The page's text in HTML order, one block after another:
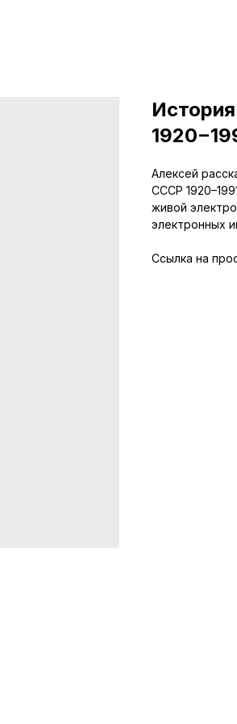
Алексей
СССР
живой
электронных
Ссылка на